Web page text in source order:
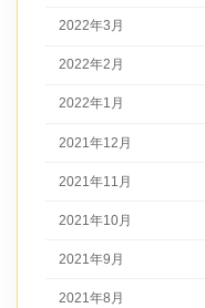
2022年3月
2022年2月
2022年1月
2021年12月
2021年11月
2021年10月
2021年9月
2021年8月